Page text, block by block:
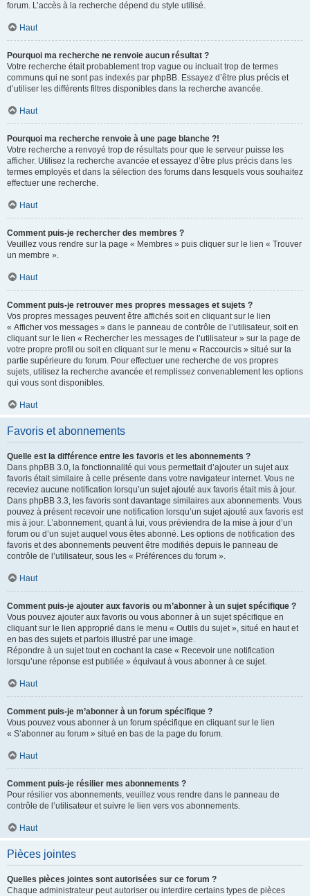
forum. L’accès à la recherche dépend du style utilisé.
Haut
Pourquoi ma recherche ne renvoie aucun résultat ?
Votre recherche était probablement trop vague ou incluait trop de termes
communs qui ne sont pas indexés par phpBB. Essayez d’être plus précis et
d’utiliser les différents filtres disponibles dans la recherche avancée.
Haut
Pourquoi ma recherche renvoie à une page blanche ?!
Votre recherche a renvoyé trop de résultats pour que le serveur puisse les
afficher. Utilisez la recherche avancée et essayez d’être plus précis dans les
termes employés et dans la sélection des forums dans lesquels vous souhaitez
effectuer une recherche.
Haut
Comment puis-je rechercher des membres ?
Veuillez vous rendre sur la page « Membres » puis cliquer sur le lien « Trouver
un membre ».
Haut
Comment puis-je retrouver mes propres messages et sujets ?
Vos propres messages peuvent être affichés soit en cliquant sur le lien
« Afficher vos messages » dans le panneau de contrôle de l’utilisateur, soit en
cliquant sur le lien « Rechercher les messages de l’utilisateur » sur la page de
votre propre profil ou soit en cliquant sur le menu « Raccourcis » situé sur la
partie supérieure du forum. Pour effectuer une recherche de vos propres
sujets, utilisez la recherche avancée et remplissez convenablement les options
qui vous sont disponibles.
Haut
Favoris et abonnements
Quelle est la différence entre les favoris et les abonnements ?
Dans phpBB 3.0, la fonctionnalité qui vous permettait d’ajouter un sujet aux
favoris était similaire à celle présente dans votre navigateur internet. Vous ne
receviez aucune notification lorsqu’un sujet ajouté aux favoris était mis à jour.
Dans phpBB 3.3, les favoris sont davantage similaires aux abonnements. Vous
pouvez à présent recevoir une notification lorsqu’un sujet ajouté aux favoris est
mis à jour. L’abonnement, quant à lui, vous préviendra de la mise à jour d’un
forum ou d’un sujet auquel vous êtes abonné. Les options de notification des
favoris et des abonnements peuvent être modifiés depuis le panneau de
contrôle de l’utilisateur, sous les « Préférences du forum ».
Haut
Comment puis-je ajouter aux favoris ou m’abonner à un sujet spécifique ?
Vous pouvez ajouter aux favoris ou vous abonner à un sujet spécifique en
cliquant sur le lien approprié dans le menu « Outils du sujet », situé en haut et
en bas des sujets et parfois illustré par une image.
Répondre à un sujet tout en cochant la case « Recevoir une notification
lorsqu’une réponse est publiée » équivaut à vous abonner à ce sujet.
Haut
Comment puis-je m’abonner à un forum spécifique ?
Vous pouvez vous abonner à un forum spécifique en cliquant sur le lien
« S’abonner au forum » situé en bas de la page du forum.
Haut
Comment puis-je résilier mes abonnements ?
Pour résilier vos abonnements, veuillez vous rendre dans le panneau de
contrôle de l’utilisateur et suivre le lien vers vos abonnements.
Haut
Pièces jointes
Quelles pièces jointes sont autorisées sur ce forum ?
Chaque administrateur peut autoriser ou interdire certains types de pièces